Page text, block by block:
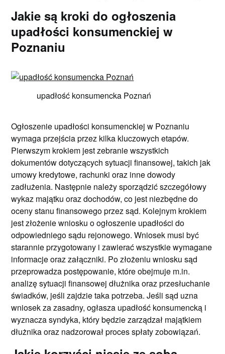
Jakie są kroki do ogłoszenia
upadłości konsumenckiej w
Poznaniu
upadłość konsumencka Poznań
Ogłoszenie upadłości konsumenckiej w Poznaniu
wymaga przejścia przez kilka kluczowych etapów.
Pierwszym krokiem jest zebranie wszystkich
dokumentów dotyczących sytuacji finansowej, takich jak
umowy kredytowe, rachunki oraz inne dowody
zadłużenia. Następnie należy sporządzić szczegółowy
wykaz majątku oraz dochodów, co jest niezbędne do
oceny stanu finansowego przez sąd. Kolejnym krokiem
jest złożenie wniosku o ogłoszenie upadłości do
odpowiedniego sądu rejonowego. Wniosek musi być
starannie przygotowany i zawierać wszystkie wymagane
informacje oraz załączniki. Po złożeniu wniosku sąd
przeprowadza postępowanie, które obejmuje m.in.
analizę sytuacji finansowej dłużnika oraz przesłuchanie
świadków, jeśli zajdzie taka potrzeba. Jeśli sąd uzna
wniosek za zasadny, ogłasza upadłość konsumencką i
wyznacza syndyka, który będzie zarządzał majątkiem
dłużnika oraz nadzorował proces spłaty zobowiązań.